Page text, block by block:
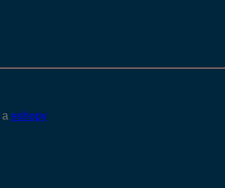
a eshopy